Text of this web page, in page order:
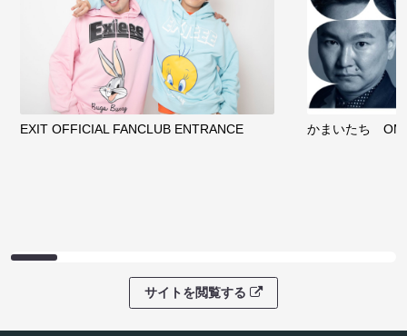
EXIT OFFICIAL FANCLUB ENTRANCE かまいたち
サイトを閲覧する